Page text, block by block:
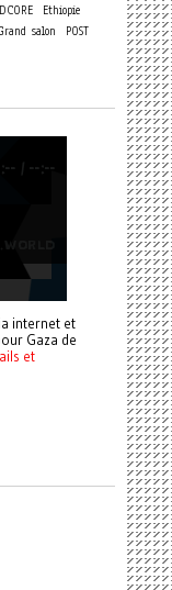
Ethiopie
salon POST
internet et
Gaza de
et